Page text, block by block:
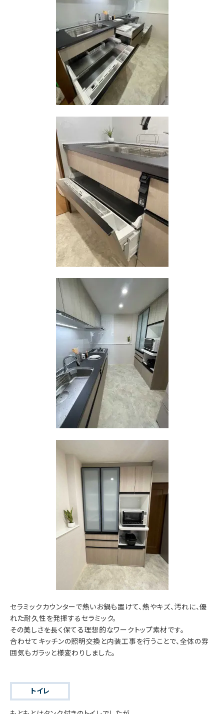
セラミックカウンターで熱いお鍋も置けて、熱やキズ、汚れに、優
れた耐久性を発揮するセラミック。
その美しさを長く保てる理想的なワークトップ素材です。
合わせてキッチンの照明交換と内装工事を行うことで、全体の雰
囲気もガラッと様変わりしました。
トイレ